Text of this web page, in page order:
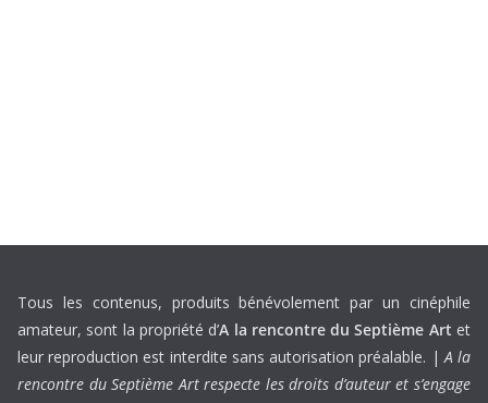
Tous les contenus, produits bénévolement par un cinéphile
amateur, sont la propriété d’A la rencontre du Septième Art et
leur reproduction est interdite sans autorisation préalable. |A la
rencontre du Septième Art respecte les droits d’auteur et s’engage